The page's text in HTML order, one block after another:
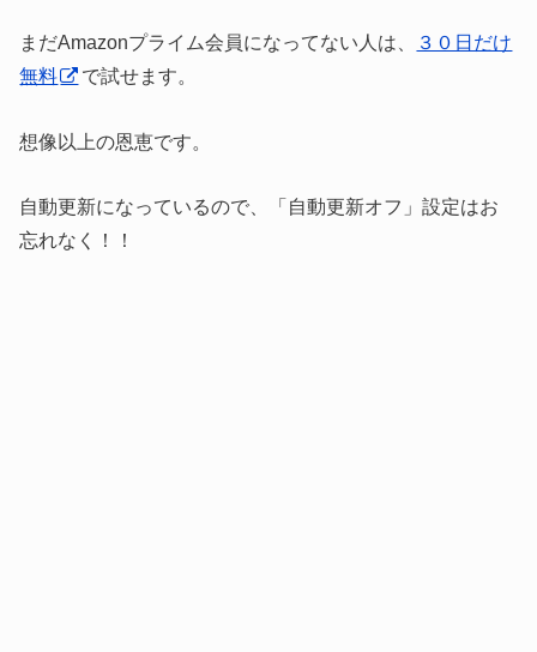
まだAmazonプライム会員になってない人は、
３０日だけ
無料
で試せます。
想像以上の恩恵です。
自動更新になっているので、「自動更新オフ」設定はお
忘れなく！！